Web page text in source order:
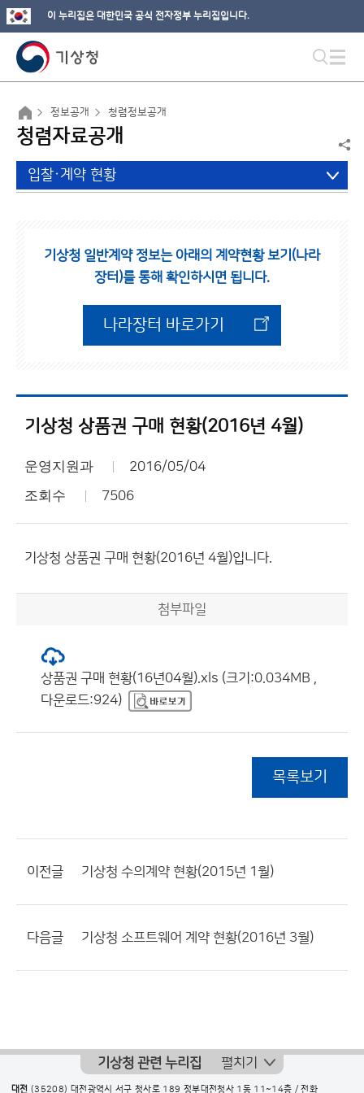
이 누리집은 대한민국 공식 전자정부 누리집입니다.
정보공개 청렴정보공개
청렴자료공개
입찰·계약 현황
기상청 일반계약 정보는 아래의 계약현황 보기(나라
장터)를 통해 확인하시면 됩니다.
나라장터 바로가기
기상청 상품권 구매 현황(2016년 4월)
운영지원과 2016/05/04
조회수 7506
기상청 상품권 구매 현황(2016년 4월)입니다.
첨부파일
상품권 구매 현황(16년04월).xls (크기:0.034MB ,
다운로드:924)
목록보기
이전글 기상청 수의계약 현황(2015년 1월)
다음글 기상청 소프트웨어 계약 현황(2016년 3월)
기상청 관련 누리집 펼치기
대전 (35208) 대전광역시 서구 청사로 189 정부대전청사 1동 11~14층 / 전화